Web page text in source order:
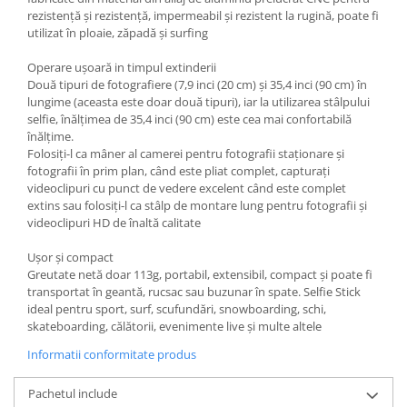
Adaptoare pentru convertoare sau
filtre
Alimentatoare 220V
Cabluri
Carcase de tip Cage, pentru
integrare in sisteme video
complexe
Curatare Senzor
Huse de ploaie
Microfoane / Reportofoane
Nivela patina
Ocular
Transmitator de fisiere fara fir
Genti, Rucsacuri, Troller foto
rezistență și rezistență, impermeabil și rezistent la rugină, poate fi
utilizat în ploaie, zăpadă și surfing
Operare ușoară in timpul extinderii
Două tipuri de fotografiere (7,9 inci (20 cm) și 35,4 inci (90 cm) în
lungime (aceasta este doar două tipuri), iar la utilizarea stâlpului
selfie, înălțimea de 35,4 inci (90 cm) este cea mai confortabilă
înălțime.
Folosiți-l ca mâner al camerei pentru fotografii staționare și
fotografii în prim plan, când este pliat complet, capturați
videoclipuri cu punct de vedere excelent când este complet
extins sau folosiți-l ca stâlp de montare lung pentru fotografii și
videoclipuri HD de înaltă calitate
Ușor și compact
Greutate netă doar 113g, portabil, extensibil, compact și poate fi
transportat în geantă, rucsac sau buzunar în spate. Selfie Stick
ideal pentru sport, surf, scufundări, snowboarding, schi,
skateboarding, călătorii, evenimente live și multe altele
Informatii conformitate produs
Pachetul include